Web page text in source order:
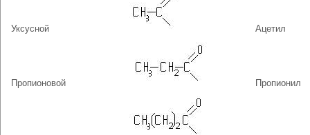
Уксусной Ацетил
Пропионовой Пропионил